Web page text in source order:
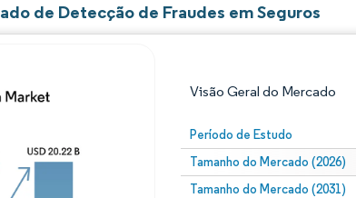
de Detecção de Fraudes em Seguros
Visão Geral do Mercado
Período de Estudo
Tamanho do Mercado (2026)
Tamanho do Mercado (2031)